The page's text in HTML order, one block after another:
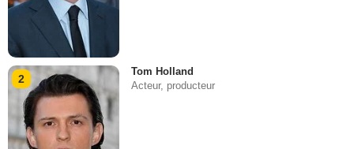
2
Tom Holland
Acteur, producteur